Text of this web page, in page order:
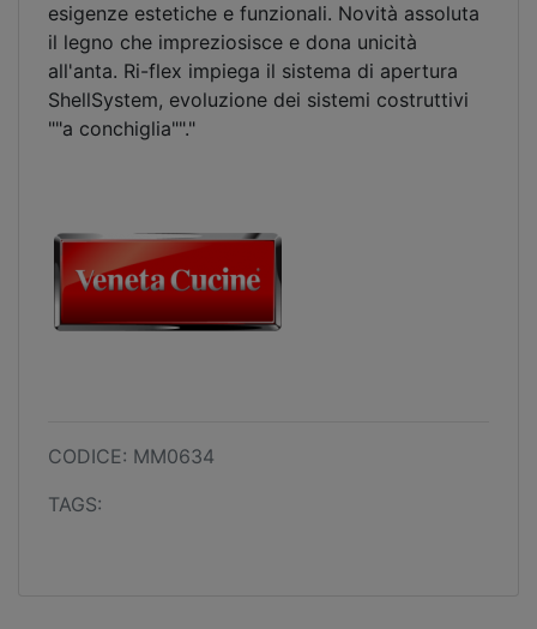
esigenze estetiche e funzionali. Novità assoluta
il legno che impreziosisce e dona unicità
all'anta. Ri-flex impiega il sistema di apertura
ShellSystem, evoluzione dei sistemi costruttivi
""a conchiglia""."
CODICE: MM0634
TAGS: